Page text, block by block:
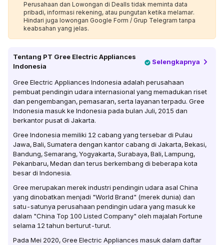
Perusahaan dan Lowongan di Dealls tidak meminta data
pribadi, informasi rekening, atau pungutan ketika melamar.
Hindari juga lowongan Google Form / Grup Telegram tanpa
keabsahan yang jelas.
Tentang PT Gree Electric Appliances
Indonesia
Selengkapnya
Gree Electric Appliances Indonesia adalah perusahaan
pembuat pendingin udara internasional yang memadukan riset
dan pengembangan, pemasaran, serta layanan terpadu. Gree
Indonesia masuk ke Indonesia pada bulan Juli, 2015 dan
berkantor pusat di Jakarta.
Gree Indonesia memiliki 12 cabang yang tersebar di Pulau
Jawa, Bali, Sumatera dengan kantor cabang di Jakarta, Bekasi,
Bandung, Semarang, Yogyakarta, Surabaya, Bali, Lampung,
Pekanbaru, Medan dan terus berkembang di beberapa kota
besar di Indonesia.
Gree merupakan merek industri pendingin udara asal China
yang dinobatkan menjadi "World Brand" (merek dunia) dan
satu-satunya perusahaan pendingin udara yang masuk ke
dalam "China Top 100 Listed Company" oleh majalah Fortune
selama 12 tahun berturut-turut.
Pada Mei 2020, Gree Electric Appliances masuk dalam daftar